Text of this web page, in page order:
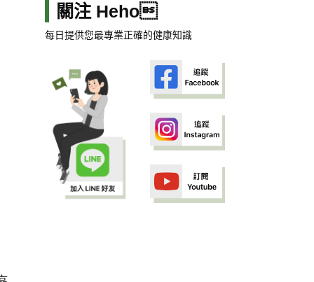
關注 Heho
每日提供您最專業正確的健康知識